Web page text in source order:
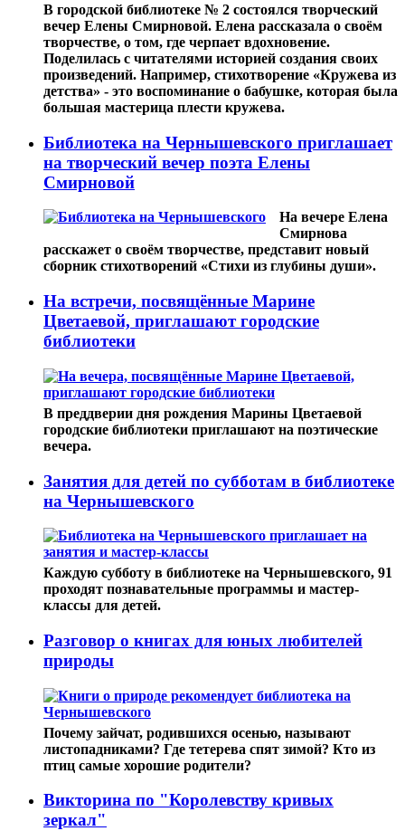
В городской библиотеке № 2 состоялся творческий
вечер Елены Смирновой. Елена рассказала о своём
творчестве, о том, где черпает вдохновение.
Поделилась с читателями историей создания своих
произведений. Например, стихотворение «Кружева из
детства» - это воспоминание о бабушке, которая была
большая мастерица плести кружева.
Библиотека на Чернышевского приглашает
на творческий вечер поэта Елены
Смирновой
На вечере Елена
Смирнова
расскажет о своём творчестве, представит новый
сборник стихотворений «Стихи из глубины души».
На встречи, посвящённые Марине
Цветаевой, приглашают городские
библиотеки
В преддверии дня рождения Марины Цветаевой
городские библиотеки приглашают на поэтические
вечера.
Занятия для детей по субботам в библиотеке
на Чернышевского
Каждую субботу в библиотеке на Чернышевского, 91
проходят познавательные программы и мастер-
классы для детей.
Разговор о книгах для юных любителей
природы
Почему зайчат, родившихся осенью, называют
листопадниками? Где тетерева спят зимой? Кто из
птиц самые хорошие родители?
Викторина по "Королевству кривых
зеркал"